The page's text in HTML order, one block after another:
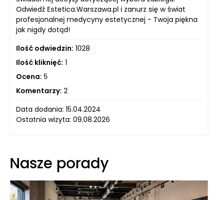
Odwiedź Estetica.Warszawa.pl i zanurz się w świat
profesjonalnej medycyny estetycznej - Twoja piękna
jak nigdy dotąd!
Ilość odwiedzin: 1028
Ilość kliknięć: 1
Ocena: 5
Komentarzy: 2
Data dodania: 15.04.2024
Ostatnia wizyta: 09.08.2026
Nasze porady